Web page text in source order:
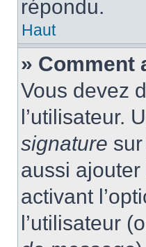
répondu.
Haut
» Comment
Vous devez
l’utilisateur.
signature
aussi
activant
l’utilisateur